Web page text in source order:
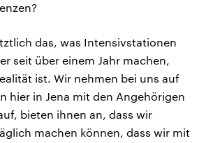
das, was Intensivstationen
seit über einem Jahr machen,
ist. Wir nehmen bei uns auf
hier in Jena mit den Angehörigen
bieten ihnen an, dass wir
machen können, dass wir mit